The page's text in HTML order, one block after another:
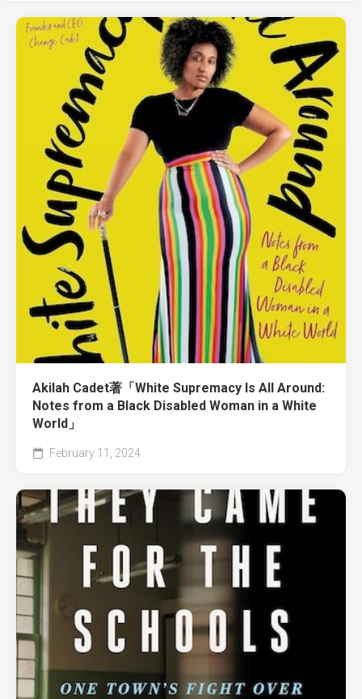
Akilah Cadet著「White Supremacy Is All Around:
Notes from a Black Disabled Woman in a White
World」
February 11, 2024